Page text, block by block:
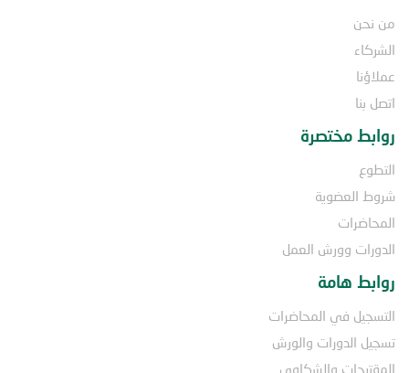
من نحن
الشركاء
عملاؤنا
اتصل بنا
روابط مختصرة
التطوع
شروط العضوية
المحاضرات
الدورات وورش العمل
روابط هامة
التسجيل في المحاضرات
تسجيل الدورات والورش
المقترحات والشكاوى